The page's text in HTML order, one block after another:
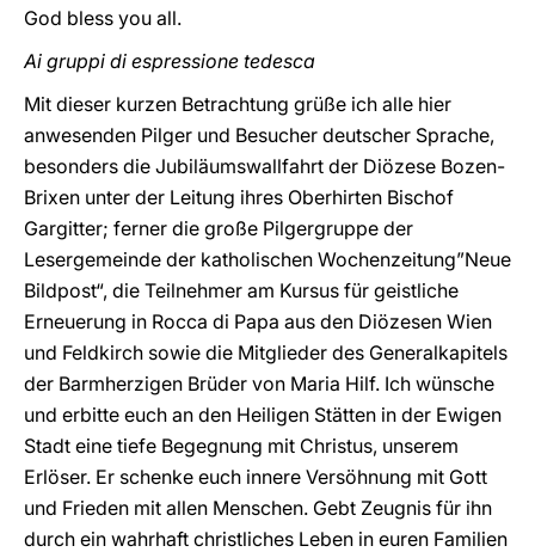
God bless you all.
Ai gruppi di espressione tedesca
Mit dieser kurzen Betrachtung grüße ich alle hier
anwesenden Pilger und Besucher deutscher Sprache,
besonders die Jubiläumswallfahrt der Diözese Bozen-
Brixen unter der Leitung ihres Oberhirten Bischof
Gargitter; ferner die große Pilgergruppe der
Lesergemeinde der katholischen Wochenzeitung”Neue
Bildpost“, die Teilnehmer am Kursus für geistliche
Erneuerung in Rocca di Papa aus den Diözesen Wien
und Feldkirch sowie die Mitglieder des Generalkapitels
der Barmherzigen Brüder von Maria Hilf. Ich wünsche
und erbitte euch an den Heiligen Stätten in der Ewigen
Stadt eine tiefe Begegnung mit Christus, unserem
Erlöser. Er schenke euch innere Versöhnung mit Gott
und Frieden mit allen Menschen. Gebt Zeugnis für ihn
durch ein wahrhaft christliches Leben in euren Familien